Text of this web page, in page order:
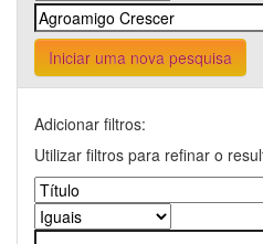
Iniciar uma nova pesquisa
Adicionar filtros:
Utilizar filtros para refinar o